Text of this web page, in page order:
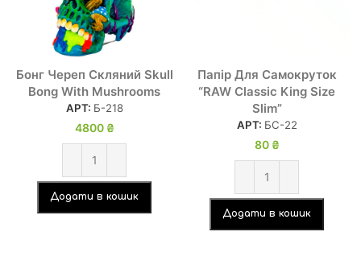
Бонг Череп Скляний Skull
Bong With Mushrooms
АРТ: Б-218
4800 ₴
Додати в кошик
Папір Для Самокруток
“RAW Classic King Size
Slim”
АРТ: БС-22
80 ₴
Додати в кошик